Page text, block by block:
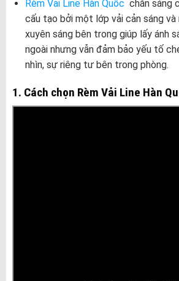
Rèm Vải Line Hàn Quốc chắn sáng
cấu tạo bởi một lớp vải cản sáng
xuyên sáng bên trong giúp lấy ánh
ngoài nhưng vẫn đảm bảo yếu tố
nhìn, sự riêng tư bên trong phòng.
1. Cách chọn Rèm Vải Line Hàn